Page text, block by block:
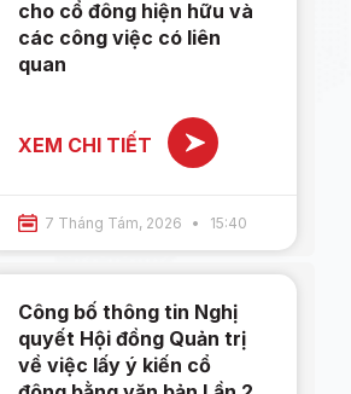
cho cổ đông hiện hữu và
các công việc có liên
quan
XEM CHI TIẾT
7 Tháng Tám, 2026 15:40
Công bố thông tin Nghị
quyết Hội đồng Quản trị
về việc lấy ý kiến cổ